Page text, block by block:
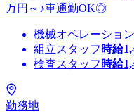
万円～♪車通勤OK◎
機械オペレーション
組立スタッフ 時給
検査スタッフ 時給
勤務地